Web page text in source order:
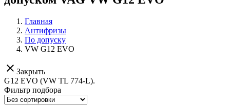
Главная
Антифризы
По допуску
VW G12 EVO
clear Закрыть
G12 EVO (VW TL 774-L).
Фильтр подбора